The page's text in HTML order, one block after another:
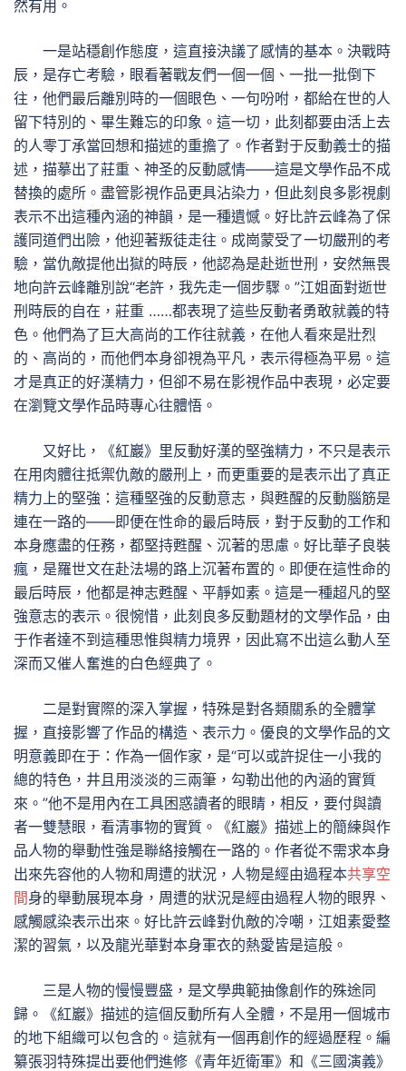
然有用。
一是站穩創作態度，這直接決議了感情的基本。決戰時
辰，是存亡考驗，眼看著戰友們一個一個、一批一批倒下
往，他們最后離別時的一個眼色、一句吩咐，都給在世的人
留下特別的、畢生難忘的印象。這一切，此刻都要由活上去
的人零丁承當回想和描述的重擔了。作者對于反動義士的描
述，描摹出了莊重、神圣的反動感情——這是文學作品不成
替換的處所。盡管影視作品更具沾染力，但此刻良多影視劇
表示不出這種內涵的神韻，是一種遺憾。好比許云峰為了保
護同道們出險，他迎著叛徒走往。成崗蒙受了一切嚴刑的考
驗，當仇敵提他出獄的時辰，他認為是赴逝世刑，安然無畏
地向許云峰離別說“老許，我先走一個步驟。”江姐面對逝世
刑時辰的自在，莊重 ……都表現了這些反動者勇敢就義的特
色。他們為了巨大高尚的工作往就義，在他人看來是壯烈
的、高尚的，而他們本身卻視為平凡，表示得極為平易。這
才是真正的好漢精力，但卻不易在影視作品中表現，必定要
在瀏覽文學作品時專心往體悟。
又好比，《紅巖》里反動好漢的堅強精力，不只是表示
在用肉體往抵禦仇敵的嚴刑上，而更重要的是表示出了真正
精力上的堅強：這種堅強的反動意志，與甦醒的反動腦筋是
連在一路的——即便在性命的最后時辰，對于反動的工作和
本身應盡的任務，都堅持甦醒、沉著的思慮。好比華子良裝
瘋，是羅世文在赴法場的路上沉著布置的。即便在這性命的
最后時辰，他都是神志甦醒、平靜如素。這是一種超凡的堅
強意志的表示。很惋惜，此刻良多反動題材的文學作品，由
于作者達不到這種思惟與精力境界，因此寫不出這么動人至
深而又催人奮進的白色經典了。
二是對實際的深入掌握，特殊是對各類關系的全體掌
握，直接影響了作品的構造、表示力。優良的文學作品的文
明意義即在于：作為一個作家，是“可以或許捉住一小我的
總的特色，井且用淡淡的三兩筆，勾勒出他的內涵的實質
來。”他不是用內在工具困惑讀者的眼睛，相反，要付與讀
者一雙慧眼，看清事物的實質。《紅巖》描述上的簡練與作
品人物的舉動性強是聯絡接觸在一路的。作者從不需求本身
出來先容他的人物和周遭的狀況，人物是經由過程本共享空
間身的舉動展現本身，周遭的狀況是經由過程人物的眼界、
感觸感染表示出來。好比許云峰對仇敵的冷嘲，江姐素愛整
潔的習氣，以及龍光華對本身軍衣的熱愛皆是這般。
三是人物的慢慢豐盛，是文學典範抽像創作的殊途同
歸。《紅巖》描述的這個反動所有人全體，不是用一個城市
的地下組織可以包含的。這就有一個再創作的經過歷程。編
纂張羽特殊提出要他們進修《青年近衛軍》和《三國演義》